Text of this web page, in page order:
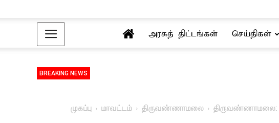
அரசுத் திட்டங்கள் செய்திகள்
BREAKING NEWS
முகப்பு மாவட்டம் திருவண்ணாமலை திருவண்ணாமலை: